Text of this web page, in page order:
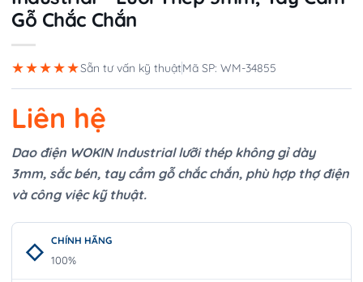
Gỗ Chắc Chắn
★★★★★Sẵn tư vấn kỹ thuậtMã SP: WM-34855
Liên hệ
Dao điện WOKIN Industrial lưỡi thép không gỉ dày
3mm, sắc bén, tay cầm gỗ chắc chắn, phù hợp thợ điện
và công việc kỹ thuật.
CHÍNH HÃNG
100%